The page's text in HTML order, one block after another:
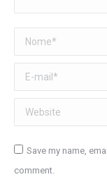
Nome *
E-mail *
Website
Save my name,
comment.